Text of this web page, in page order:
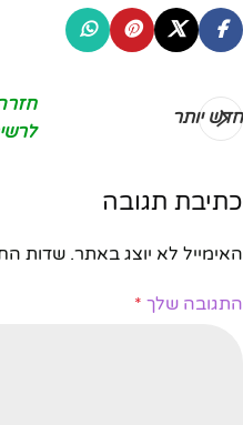
חדש יותר
כתיבת תגובה
האימייל לא יוצג באתר. שדות
התגובה שלך *